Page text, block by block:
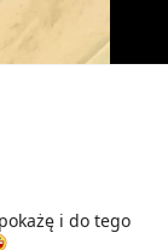
i do tego